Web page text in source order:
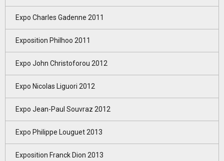
Expo Charles Gadenne 2011
Exposition Philhoo 2011
Expo John Christoforou 2012
Expo Nicolas Liguori 2012
Expo Jean-Paul Souvraz 2012
Expo Philippe Louguet 2013
Exposition Franck Dion 2013